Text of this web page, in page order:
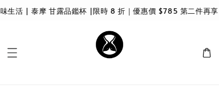
| 泰摩 甘露品鑑杯 |限時 8 折｜優惠價 $785 第二件再享